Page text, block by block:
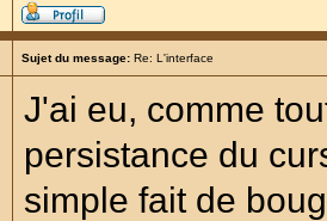
Sujet du message: Re: L'interface
J'ai eu, comme
persistance du
simple fait de